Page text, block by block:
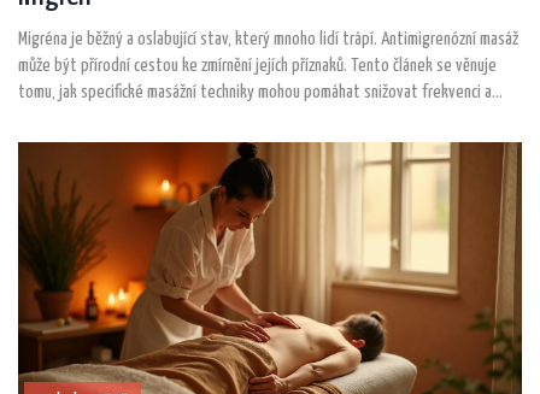
Migréna je běžný a oslabující stav, který mnoho lidí trápí. Antimigrenózní masáž
může být přírodní cestou ke zmírnění jejích příznaků. Tento článek se věnuje
tomu, jak specifické masážní techniky mohou pomáhat snižovat frekvenci a
efektivitu této alternativní terapie.